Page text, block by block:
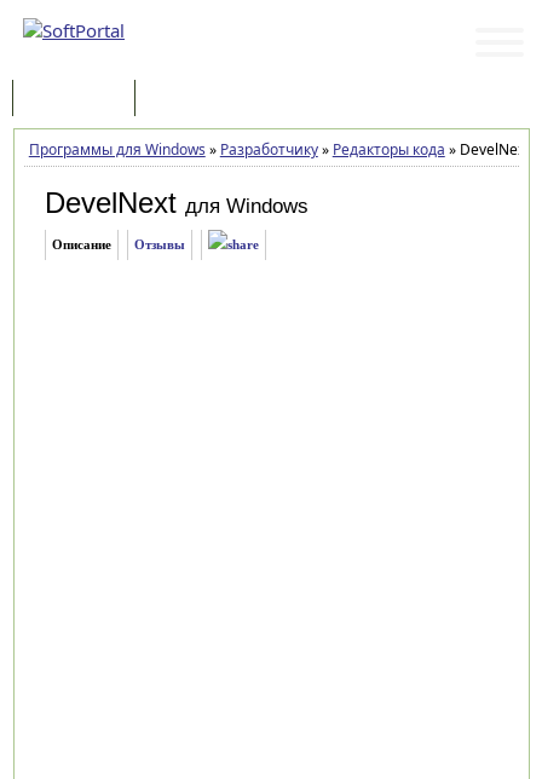
Программы для Windows » Разработчику» Редакторы кода »DevelNext
DevelNext для Windows
Описание Отзывы